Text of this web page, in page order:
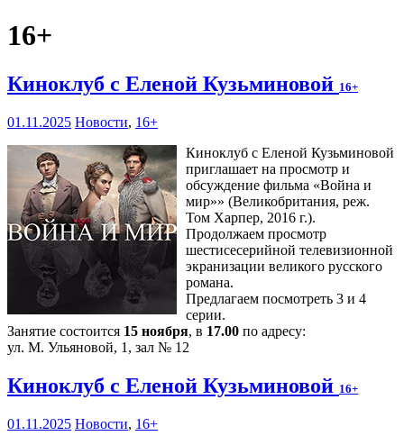
16+
Киноклуб с Еленой Кузьминовой 16+
01.11.2025 Новости, 16+
Киноклуб с Еленой Кузьминовой
приглашает на просмотр и
обсуждение фильма «Война и
мир»» (Великобритания, реж.
Том Харпер, 2016 г.).
Продолжаем просмотр
шестисесерийной телевизионной
экранизации великого русского
романа.
Предлагаем посмотреть 3 и 4
серии.
Занятие состоится 15 ноября, в 17.00 по адресу:
ул. М. Ульяновой, 1, зал № 12
Киноклуб с Еленой Кузьминовой 16+
01.11.2025 Новости, 16+